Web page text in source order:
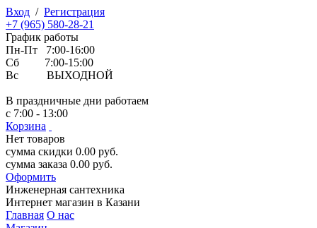
Вход / Регистрация
+7 (965) 580-28-21
График работы
Пн-Пт 7:00-16:00
Сб 7:00-15:00
Вс ВЫХОДНОЙ
В праздничные дни работаем
с 7:00 - 13:00
Корзина
Нет товаров
сумма скидки 0.00 руб.
сумма заказа 0.00 руб.
Оформить
Инженерная сантехника
Интернет магазин в Казани
Главная О нас